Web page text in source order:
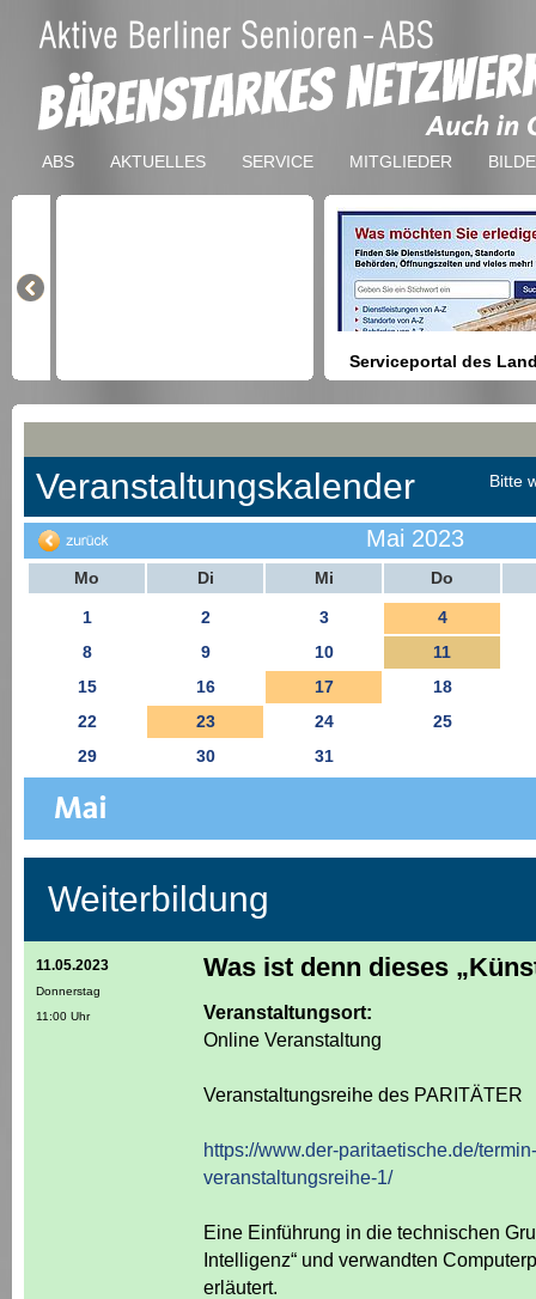
ABS AKTUELLES SERVICE MITGLIEDER
Serviceportal des
Berlin
Anmeldung bei Ämtern usw.
Veranstaltungskalender Bitte
Mai 2023
Mo Di Mi Do
1 2 3
4
8
9 10
11
15
16 17
18
22
23 24
25
29
30 31
Weiterbildung
11.05.2023
Donnerstag
11:00 Uhr
Was ist denn dieses
Veranstaltungsort:
Online Veranstaltung
Veranstaltungsreihe des PARITÄTER
https://www.der-paritaetische.de/
veranstaltungsreihe-1/
Eine Einführung in die technischen
Intelligenz“ und verwandten
erläutert.